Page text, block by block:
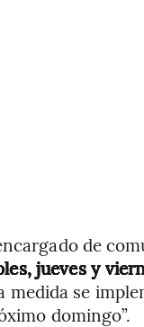
de
jueves y
medida se
domingo”.